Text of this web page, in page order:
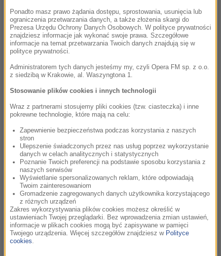
W czwartek w Centrum Kongresowym ICE Kraków odbędzie
się koncert pt. „Magia Jamesa Newtona Howarda”, skupiony
na różnorodnej twórczości wielokrotnie nominowanego do
Oscara kompozytora. James Newton Howard stworzył ścieżki
dźwiękowe m.in. do takich filmów, jak „Pretty Woman”,
„Ścigany” „Szósty zmysł” i „Igrzyska śmierci”.
Międzynarodową Galę Seriali w Tauron Arenie Kraków,
„Biały Lotos”, „Bridgertonowie”, „Dzień Szakala”, „Pingwin” i
„Yellowstone”. Podczas koncertu zaplanowano też światową
premierę suity z uniwersum „Gwiezdnych wojen”.
Jak zapowiedziała dyrektorka artystyczna festiwalu Agata
Grabowiecka, ideą tego koncertu jest przeniesienie emocji
widzów ze sfery prywatnych seansów na wspólne
doświadczenie w wielkiej sali koncertowej.
„W poszukiwaniu tego, co dziś najciekawsze w muzyce
Ponadto masz prawo żądania dostępu, sprostowania, usunięcia lub
ograniczenia przetwarzania danych, a także złożenia skargi do
Prezesa Urzędu Ochrony Danych Osobowych. W polityce prywatności
znajdziesz informacje jak wykonać swoje prawa. Szczegółowe
informacje na temat przetwarzania Twoich danych znajdują się w
polityce prywatności.
Administratorem tych danych jesteśmy my, czyli Opera FM sp. z o.o.
z siedzibą w Krakowie, al. Waszyngtona 1.
Stosowanie plików cookies i innych technologii
Wraz z partnerami stosujemy pliki cookies (tzw. ciasteczka) i inne
pokrewne technologie, które mają na celu:
Zapewnienie bezpieczeństwa podczas korzystania z naszych
stron
Ulepszenie świadczonych przez nas usług poprzez wykorzystanie
danych w celach analitycznych i statystycznych
Poznanie Twoich preferencji na podstawie sposobu korzystania z
naszych serwisów
Wyświetlanie spersonalizowanych reklam, które odpowiadają
Twoim zainteresowaniom
Gromadzenie zagregowanych danych użytkownika korzystającego
z różnych urządzeń
Zakres wykorzystywania plików cookies możesz określić w
ustawieniach Twojej przeglądarki. Bez wprowadzenia zmian ustawień,
informacje w plikach cookies mogą być zapisywane w pamięci
Twojego urządzenia. Więcej szczegółów znajdziesz w Polityce
cookies